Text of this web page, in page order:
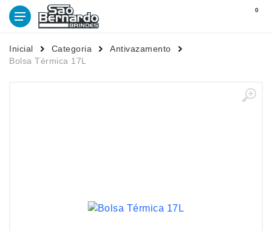
0
Inicial Categoria
Antivazamento
Bolsa Térmica 17L